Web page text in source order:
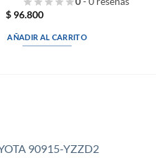
$96.800
AÑADIR AL CARRITO
90915-YZZD2